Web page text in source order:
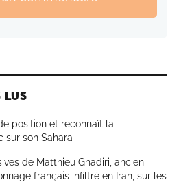
LUS
position et reconnaît la
sur son Sahara
de Matthieu Ghadiri, ancien
français infiltré en Iran, sur les